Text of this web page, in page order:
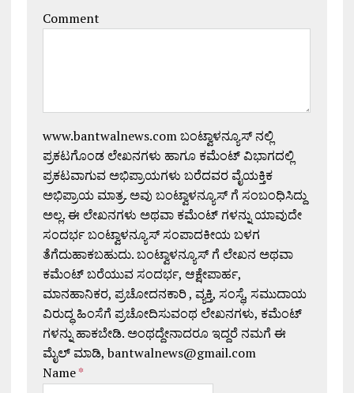
Comment
www.bantwalnews.com ಬಂಟ್ವಾಳನ್ಯೂಸ್ ನಲ್ಲಿ
ಪ್ರಕಟಗೊಂಡ ಲೇಖನಗಳು ಹಾಗೂ ಕಮೆಂಟ್ ವಿಭಾಗದಲ್ಲಿ
ಪ್ರಕಟವಾಗುವ ಅಭಿಪ್ರಾಯಗಳು ಬರೆದವರ ವೈಯಕ್ತಿಕ
ಅಭಿಪ್ರಾಯ ಮಾತ್ರ. ಅವು ಬಂಟ್ವಾಳನ್ಯೂಸ್ ಗೆ ಸಂಬಂಧಿಸಿದ್ದು
ಅಲ್ಲ. ಈ ಲೇಖನಗಳು ಅಥವಾ ಕಮೆಂಟ್ ಗಳನ್ನು ಯಾವುದೇ
ಸಂದರ್ಭ ಬಂಟ್ವಾಳನ್ಯೂಸ್ ಸಂಪಾದಕೀಯ ಬಳಗ
ತೆಗೆದುಹಾಕಬಹುದು. ಬಂಟ್ವಾಳನ್ಯೂಸ್ ಗೆ ಲೇಖನ ಅಥವಾ
ಕಮೆಂಟ್ ಬರೆಯುವ ಸಂದರ್ಭ, ಆಕ್ಷೇಪಾರ್ಹ,
ಮಾನಹಾನಿಕರ, ಪ್ರಚೋದನಕಾರಿ , ವ್ಯಕ್ತಿ, ಸಂಸ್ಥೆ, ಸಮುದಾಯ
ವಿರುದ್ಧ ಹಿಂಸೆಗೆ ಪ್ರಚೋದಿಸುವಂಥ ಲೇಖನಗಳು, ಕಮೆಂಟ್
ಗಳನ್ನು ಹಾಕಬೇಡಿ. ಅಂಥದ್ದೇನಾದರೂ ಇದ್ದರೆ ನಮಗೆ ಈ
ಮೈಲ್ ಮಾಡಿ, bantwalnews@gmail.com
Name*